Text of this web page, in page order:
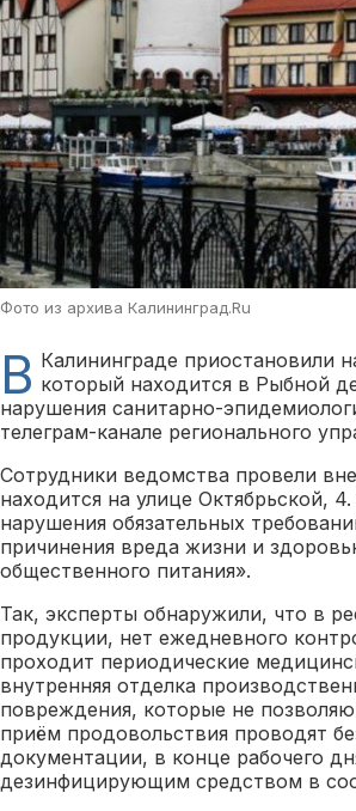
Фото из архива Калининград.Ru
В Калининграде приостановили
который находится в Рыбной
нарушения санитарно-
телеграм-канале регионального
Сотрудники ведомства провели
находится на улице Октябрьской,
нарушения обязательных
причинения вреда жизни и
общественного питания».
Так, эксперты обнаружили, что в
продукции, нет ежедневного
проходит периодические
внутренняя отделка
повреждения, которые не
приём продовольствия проводят
документации, в конце рабочего
дезинфицирующим средством в